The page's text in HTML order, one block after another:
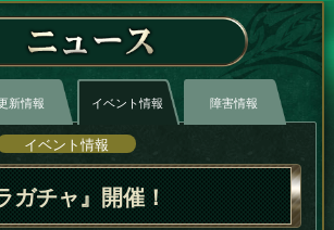
ニュース
新情報 イベント情報 障害情報
イベント情報
ガチャ』開催！